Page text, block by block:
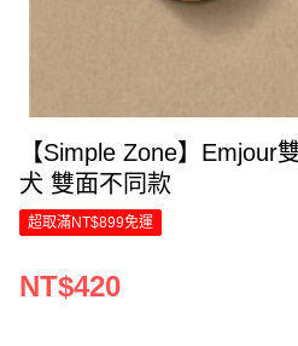
【Simple Zone】Emjour
犬 雙面不同款
超取滿NT$899免運
NT$420